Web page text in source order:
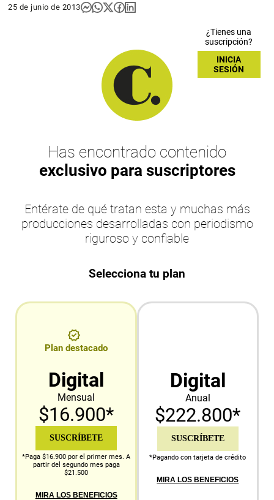
25 de junio de 2013
¿Tienes una
suscripción?
INICIA
SESIÓN
Has encontrado contenido
exclusivo para suscriptores
Entérate de qué tratan esta y muchas más
producciones desarrolladas con periodismo
riguroso y confiable
Selecciona tu plan
Plan destacado
Digital
Mensual
$16.900*
SUSCRÍBETE
*Paga $16.900 por el primer mes. A
partir del segundo mes paga
$21.500
MIRA LOS BENEFICIOS
Digital
Anual
$222.800*
SUSCRÍBETE
*Pagando con tarjeta de crédito
MIRA LOS BENEFICIOS